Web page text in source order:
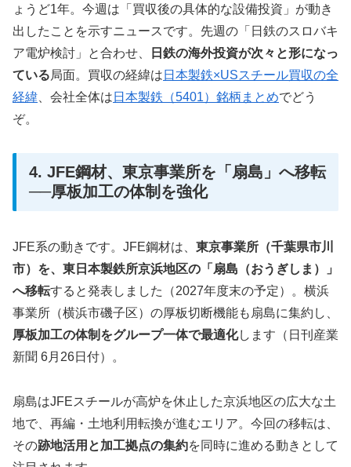
ょうど1年。今週は「買収後の具体的な設備投資」が動き
出したことを示すニュースです。先週の「日鉄のスロバキ
ア電炉検討」と合わせ、
日鉄の海外投資が次々と形になっ
ている局面。買収の経緯は 日本製鉄×USスチール買収の全
経緯 、会社全体は 日本製鉄（5401）銘柄まとめでどう
ぞ。
4. JFE鋼材、東京事業所を「扇島」へ移転
──厚板加工の体制を強化
JFE系の動きです。JFE鋼材は、 東京事業所（千葉県市川
市）を、東日本製鉄所京浜地区の「扇島（おうぎしま）」
へ移転すると発表しました（2027年度末の予定）。横浜
事業所（横浜市磯子区）の厚板切断機能も扇島に集約し、
厚板加工の体制をグループ一体で最適化します（日刊産業
新聞 6月26日付）。
扇島はJFEスチールが高炉を休止した京浜地区の広大な土
地で、再編・土地利用転換が進むエリア。今回の移転は、
その跡地活用と加工拠点の集約を同時に進める動きとして